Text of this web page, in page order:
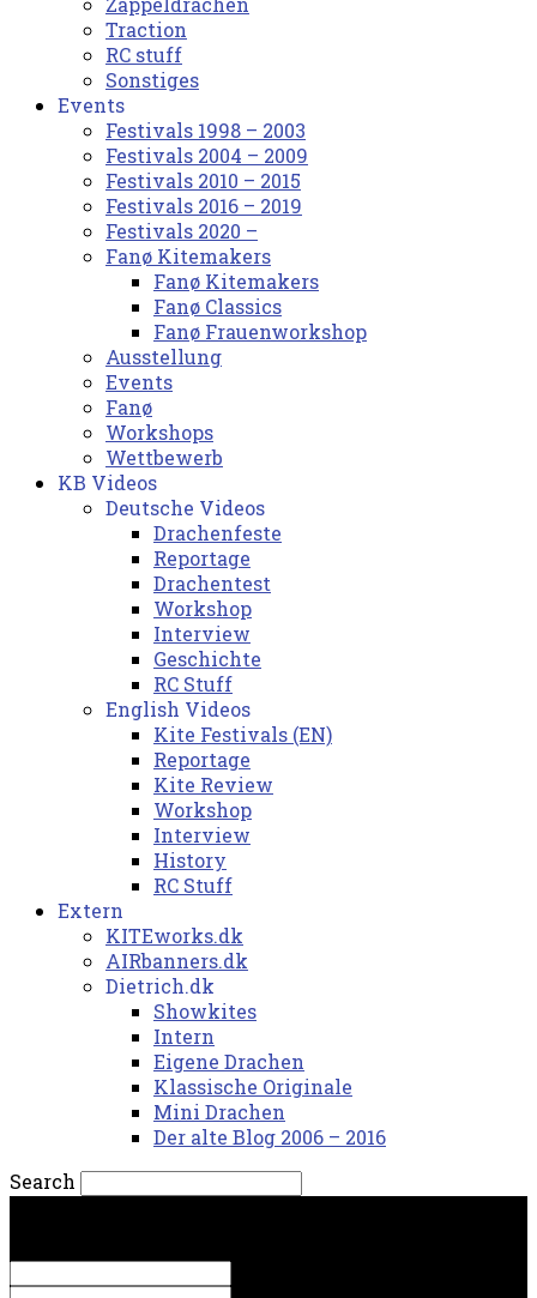
Traction
RC stuff
Sonstiges
Events
Festivals 1998 – 2003
Festivals 2004 – 2009
Festivals 2010 – 2015
Festivals 2016 – 2019
Festivals 2020 –
Fanø Kitemakers
Fanø Kitemakers
Fanø Classics
Fanø Frauenworkshop
Ausstellung
Events
Fanø
Workshops
Wettbewerb
KB Videos
Deutsche Videos
Drachenfeste
Reportage
Drachentest
Workshop
Interview
Geschichte
RC Stuff
English Videos
Kite Festivals (EN)
Reportage
Kite Review
Workshop
Interview
History
RC Stuff
Extern
KITEworks.dk
AIRbanners.dk
Dietrich.dk
Showkites
Intern
Eigene Drachen
Klassische Originale
Mini Drachen
Der alte Blog 2006 – 2016
Search